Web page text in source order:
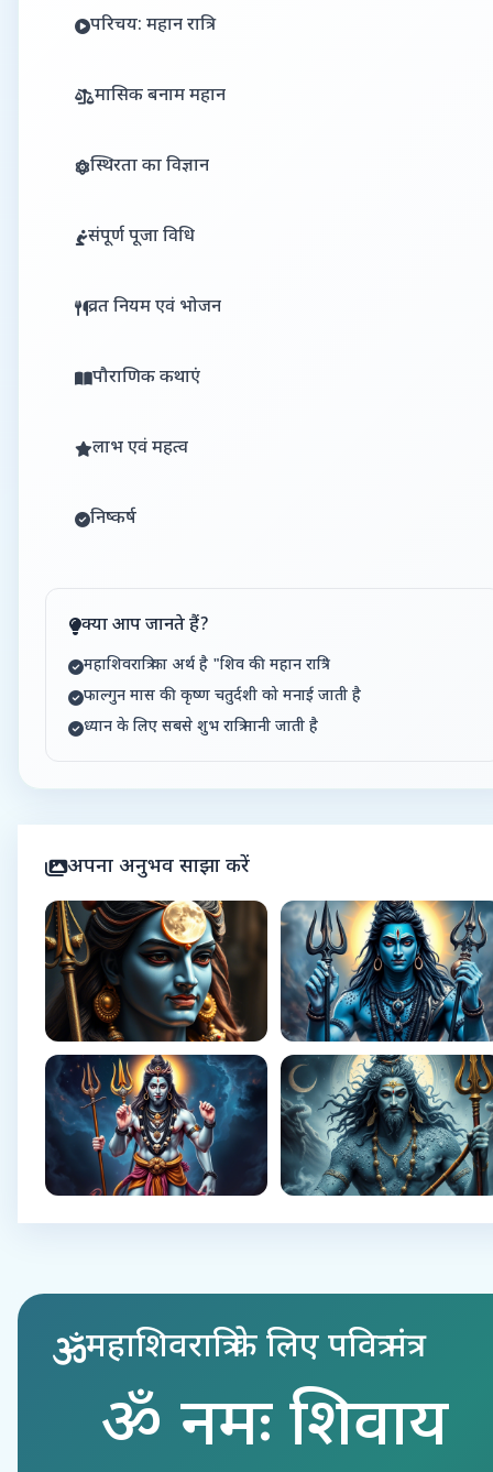
परिचय: महान रात्रि
मासिक बनाम महान
स्थिरता का विज्ञान
संपूर्ण पूजा विधि
व्रत नियम एवं भोजन
पौराणिक कथाएं
लाभ एवं महत्व
निष्कर्ष
क्या आप जानते हैं?
महाशिवरात्रि का अर्थ है "शिव की महान रात्रि"
फाल्गुन मास की कृष्ण चतुर्दशी को मनाई जाती है
ध्यान के लिए सबसे शुभ रात्रि मानी जाती है
अपना अनुभव साझा करें
महाशिवरात्रि के लिए पवित्र मंत्र
ॐ नमः शिवाय